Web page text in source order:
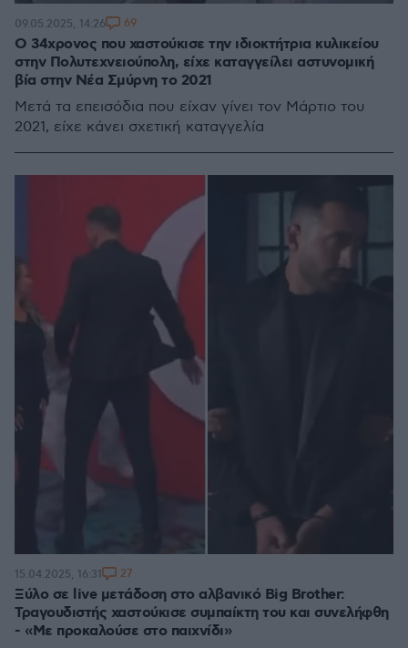
Ο 34χρονος που χαστούκισε την ιδιοκτήτρια κυλικείου
στην Πολυτεχνειούπολη, είχε καταγγείλει αστυνομική
βία στην Νέα Σμύρνη το 2021
Μετά τα επεισόδια που είχαν γίνει τον Μάρτιο του
2021, είχε κάνει σχετική καταγγελία
09.05.2025, 14:26 69
Ξύλο σε live μετάδοση στο αλβανικό Big Brother:
Τραγουδιστής χαστούκισε συμπαίκτη του και συνελήφθη
- «Με προκαλούσε στο παιχνίδι»
15.04.2025, 16:31 27